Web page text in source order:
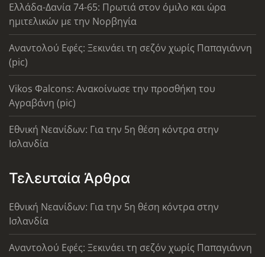
Ελλάδα-Δανία 74-65: Πρωτιά στον όμιλο και ώρα
ημιτελικών με την Νορβηγία
Αναντολού Εφές: Ξεκινάει τη σεζόν χωρίς Παπαγιάννη
(pic)
Vikos Φalcons: Ανακοίνωσε την προσθήκη του
Αγραβάνη (pic)
Εθνική Νεανίδων: Για την 5η θέση κόντρα στην
Ισλανδία
Τελευταία Άρθρα
Εθνική Νεανίδων: Για την 5η θέση κόντρα στην
Ισλανδία
Αναντολού Εφές: Ξεκινάει τη σεζόν χωρίς Παπαγιάννη